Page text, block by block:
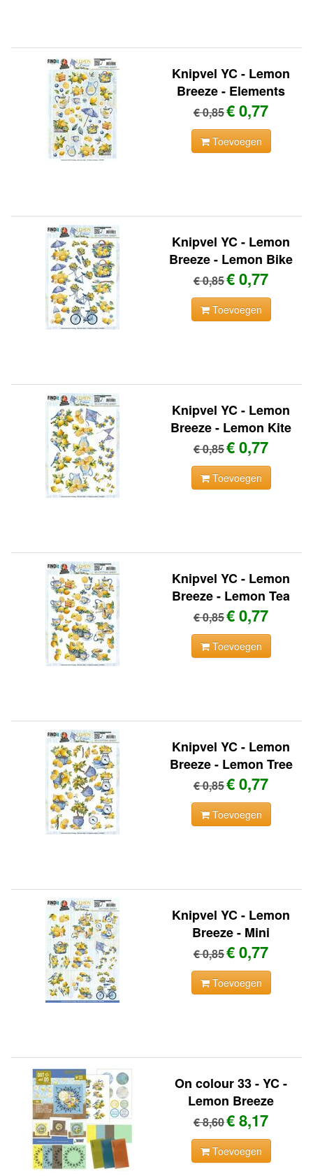
Knipvel YC - Lemon
Breeze - Elements
€ 0,85€ 0,77
Toevoegen
Knipvel YC - Lemon
Breeze - Lemon Bike
€ 0,85€ 0,77
Toevoegen
Knipvel YC - Lemon
Breeze - Lemon Kite
€ 0,85€ 0,77
Toevoegen
Knipvel YC - Lemon
Breeze - Lemon Tea
€ 0,85€ 0,77
Toevoegen
Knipvel YC - Lemon
Breeze - Lemon Tree
€ 0,85€ 0,77
Toevoegen
Knipvel YC - Lemon
Breeze - Mini
€ 0,85€ 0,77
Toevoegen
On colour 33 - YC -
Lemon Breeze
€ 8,60€ 8,17
Toevoegen